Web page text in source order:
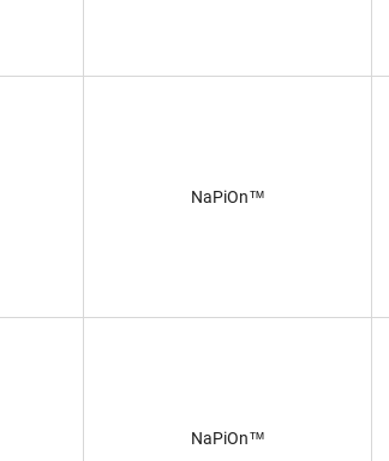
NaPiOn™
NaPiOn™